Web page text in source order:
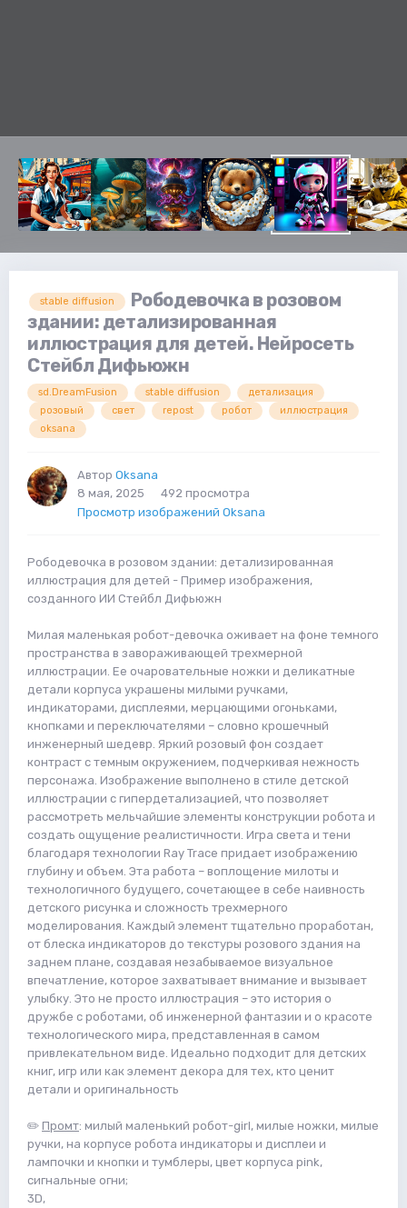
stable diffusion
Рободевочка в розовом
здании: детализированная
иллюстрация для детей. Нейросеть
Стейбл Дифьюжн
sd.DreamFusion stable diffusion
детализация
розовый
свет repost робот
иллюстрация
oksana
Автор Oksana
8 мая, 2025
492 просмотра
Просмотр изображений Oksana
Рободевочка в розовом здании: детализированная
иллюстрация для детей - Пример изображения,
созданного ИИ Стейбл Дифьюжн
Милая маленькая робот-девочка оживает на фоне темного
пространства в завораживающей трехмерной
иллюстрации. Ее очаровательные ножки и деликатные
детали корпуса украшены милыми ручками,
индикаторами, дисплеями, мерцающими огоньками,
кнопками и переключателями – словно крошечный
инженерный шедевр. Яркий розовый фон создает
контраст с темным окружением, подчеркивая нежность
персонажа. Изображение выполнено в стиле детской
иллюстрации с гипердетализацией, что позволяет
рассмотреть мельчайшие элементы конструкции робота и
создать ощущение реалистичности. Игра света и тени
благодаря технологии Ray Trace придает изображению
глубину и объем. Эта работа – воплощение милоты и
технологичного будущего, сочетающее в себе наивность
детского рисунка и сложность трехмерного
моделирования. Каждый элемент тщательно проработан,
от блеска индикаторов до текстуры розового здания на
заднем плане, создавая незабываемое визуальное
впечатление, которое захватывает внимание и вызывает
улыбку. Это не просто иллюстрация – это история о
дружбе с роботами, об инженерной фантазии и о красоте
технологического мира, представленная в самом
привлекательном виде. Идеально подходит для детских
книг, игр или как элемент декора для тех, кто ценит
детали и оригинальность
✏️ Промт: милый маленький робот-girl, милые ножки, милые
ручки, на корпусе робота индикаторы и дисплеи и
лампочки и кнопки и тумблеры, цвет корпуса pink,
сигнальные огни;
3D,